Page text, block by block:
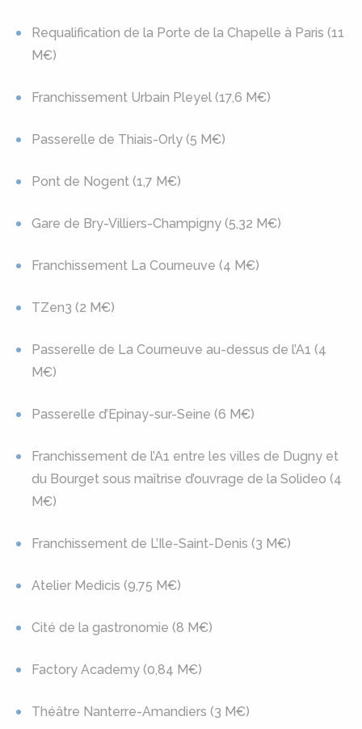
Requalification de la Porte de la Chapelle à Paris (11
M€)
Franchissement Urbain Pleyel (17,6 M€)
Passerelle de Thiais-Orly (5 M€)
Pont de Nogent (1,7 M€)
Gare de Bry-Villiers-Champigny (5,32 M€)
Franchissement La Courneuve (4 M€)
TZen3 (2 M€)
Passerelle de La Courneuve au-dessus de l’A1 (4
M€)
Passerelle d’Epinay-sur-Seine (6 M€)
Franchissement de l’A1 entre les villes de Dugny et
du Bourget sous maîtrise d’ouvrage de la Solideo (4
M€)
Franchissement de L’Ile-Saint-Denis (3 M€)
Atelier Medicis (9,75 M€)
Cité de la gastronomie (8 M€)
Factory Academy (0,84 M€)
Théâtre Nanterre-Amandiers (3 M€)